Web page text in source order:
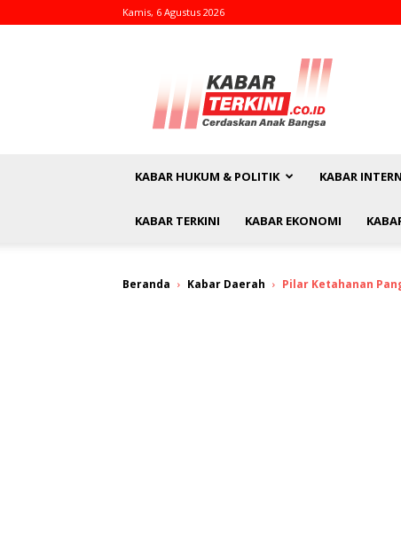
Kamis, 6 Agustus 2026
kabarterkini.co.id
KABAR HUKUM & POLITIK KABAR
KABAR TERKINI KABAR EKONOMI
Beranda Kabar Daerah Pilar Ketahanan